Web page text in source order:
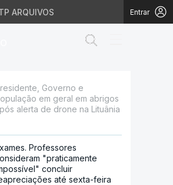
ARQUIVOS Entrar
após
Governo e
em geral em abrigos
alerta de drone na Lituânia
Professores
"praticamente
concluir
até sexta-feira